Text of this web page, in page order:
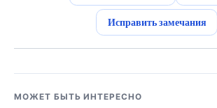
Исправить замечания
МОЖЕТ БЫТЬ ИНТЕРЕСНО